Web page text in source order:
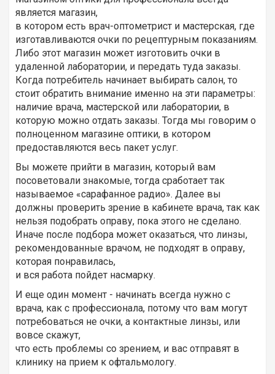
является магазин,
в котором есть врач-оптометрист и мастерская, где
изготавливаются очки по рецептурным показаниям.
Либо этот магазин может изготовить очки в
удаленной лаборатории, и передать туда заказы.
Когда потребитель начинает выбирать салон, то
стоит обратить внимание именно на эти параметры:
наличие врача, мастерской или лаборатории, в
которую можно отдать заказы. Тогда мы говорим о
полноценном магазине оптики, в котором
предоставляются весь пакет услуг.
Вы можете прийти в магазин, который вам
посоветовали знакомые, тогда сработает так
называемое «сарафанное радио». Далее вы
должны проверить зрение в кабинете врача, так как
нельзя подобрать оправу, пока этого не сделано.
Иначе после подбора может оказаться, что линзы,
рекомендованные врачом, не подходят в оправу,
которая понравилась,
и вся работа пойдет насмарку.
И еще один момент - начинать всегда нужно с
врача, как с профессионала, потому что вам могут
потребоваться не очки, а контактные линзы, или
вовсе скажут,
что есть проблемы со зрением, и вас отправят в
клинику на прием к офтальмологу.